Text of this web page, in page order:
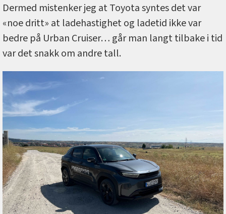
Dermed mistenker jeg at Toyota syntes det var
«noe dritt» at ladehastighet og ladetid ikke var
bedre på Urban Cruiser… går man langt tilbake i tid
var det snakk om andre tall.